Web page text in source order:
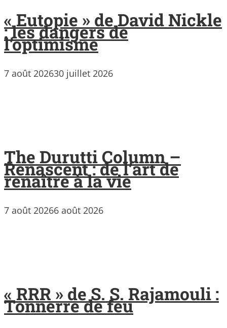
« Eutopie » de David Nickle
: les dangers de
l’optimisme
7 août 202630 juillet 2026
The Durutti Column –
Renascent : de l’art de
renaître à la vie
7 août 20266 août 2026
« RRR » de S. S. Rajamouli :
Tonnerre de feu